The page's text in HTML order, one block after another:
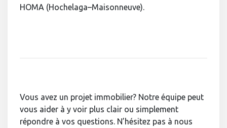
HOMA (Hochelaga–Maisonneuve).
Vous avez un projet immobilier? Notre équipe peut
vous aider à y voir plus clair ou simplement
répondre à vos questions. N’hésitez pas à nous